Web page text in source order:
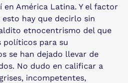
en América Latina. Y el factor
hay que decirlo sin
etnocentrismo del que
políticos para su
se han dejado llevar de
No dudo en calificar a
incompetentes,